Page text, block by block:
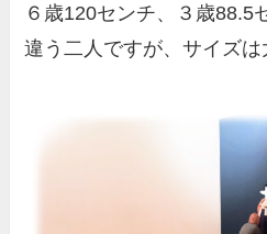
６歳120センチ、３歳88.5
違う二人ですが、サイズ